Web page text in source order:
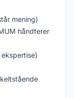
mening)
håndterer